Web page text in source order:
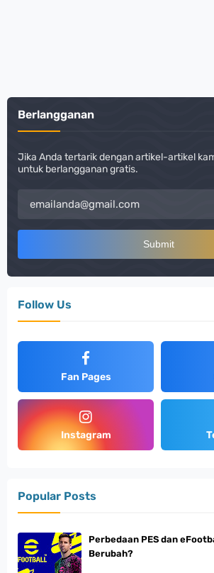
Berlangganan
Jika Anda tertarik dengan artikel-artikel
untuk berlangganan gratis.
Follow Us
Fan Pages
Instagram
Popular Posts
Perbedaan PES dan
Berubah?